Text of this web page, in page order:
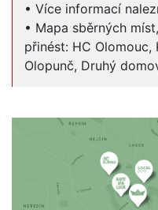
• Více informací
• Mapa sběrných
přinést: HC Olomouc,
Olopunč, Druhý